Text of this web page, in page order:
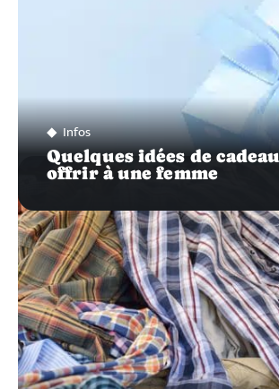
Infos
Quelques idées de
offrir à une femme